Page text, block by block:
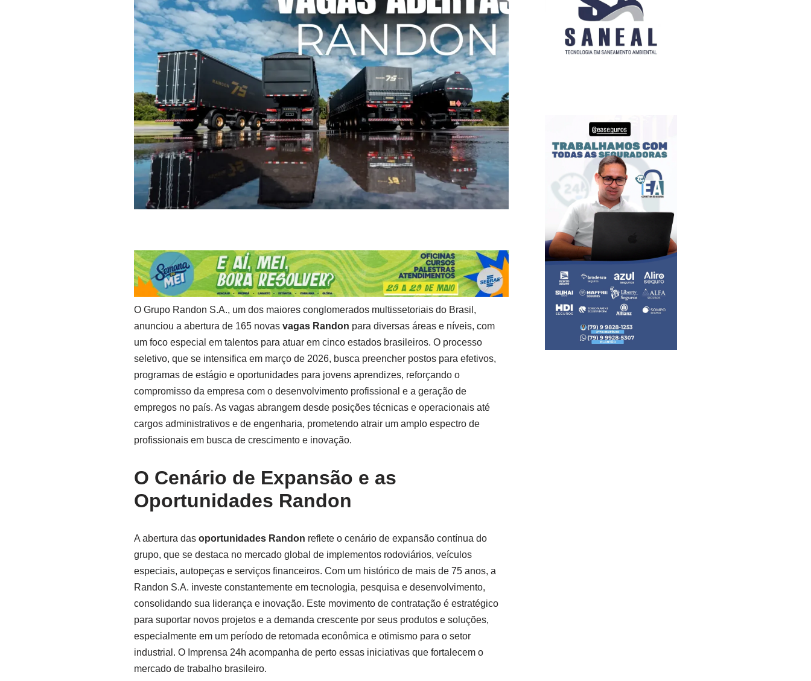
O Grupo Randon S.A., um dos maiores conglomerados multissetoriais do Brasil,
anunciou a abertura de 165 novas vagas Randon para diversas áreas e níveis, com
um foco especial em talentos para atuar em cinco estados brasileiros. O processo
seletivo, que se intensifica em março de 2026, busca preencher postos para efetivos,
programas de estágio e oportunidades para jovens aprendizes, reforçando o
compromisso da empresa com o desenvolvimento profissional e a geração de
empregos no país. As vagas abrangem desde posições técnicas e operacionais até
cargos administrativos e de engenharia, prometendo atrair um amplo espectro de
profissionais em busca de crescimento e inovação.
O Cenário de Expansão e as
Oportunidades Randon
A abertura das oportunidades Randon reflete o cenário de expansão contínua do
grupo, que se destaca no mercado global de implementos rodoviários, veículos
especiais, autopeças e serviços financeiros. Com um histórico de mais de 75 anos, a
Randon S.A. investe constantemente em tecnologia, pesquisa e desenvolvimento,
consolidando sua liderança e inovação. Este movimento de contratação é estratégico
para suportar novos projetos e a demanda crescente por seus produtos e soluções,
especialmente em um período de retomada econômica e otimismo para o setor
industrial. O Imprensa 24h acompanha de perto essas iniciativas que fortalecem o
mercado de trabalho brasileiro.